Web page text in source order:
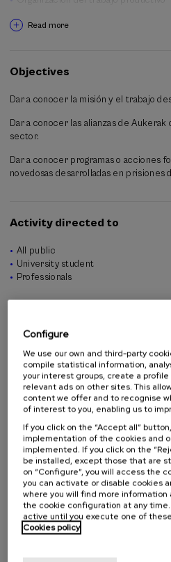
Promoción de la formación
productivo → formación →
aislados, sino instrumentos
una única finalidad: que las personas
reincorporarse a la sociedad con un
minimizando el riesgo de exclusión y
estable.
Read more
Objectives
Dar a conocer la misión y el trabajo
Dar a conocer las alianzas de
sector.
Dar a conocer programas o acciones
novedosas desarrolladas en prisiones
Activity directed to
All public
University student
Professionals
Organised by
In collaboration with
Configure
We use our own and third-party
compile statistical information,
your interest groups, create a
relevant ads on other sites. This
content we offer and to recognise
of interest to you, enabling us to
If you click on the “Accept all”
implementation of the cookies and
implemented. If you click on the
be installed, except those that are
on “Configure”, you will access the
you can activate or disable cookies
where you will find more information
the cookie configuration at any time.
active until you execute one of
Cookies policy